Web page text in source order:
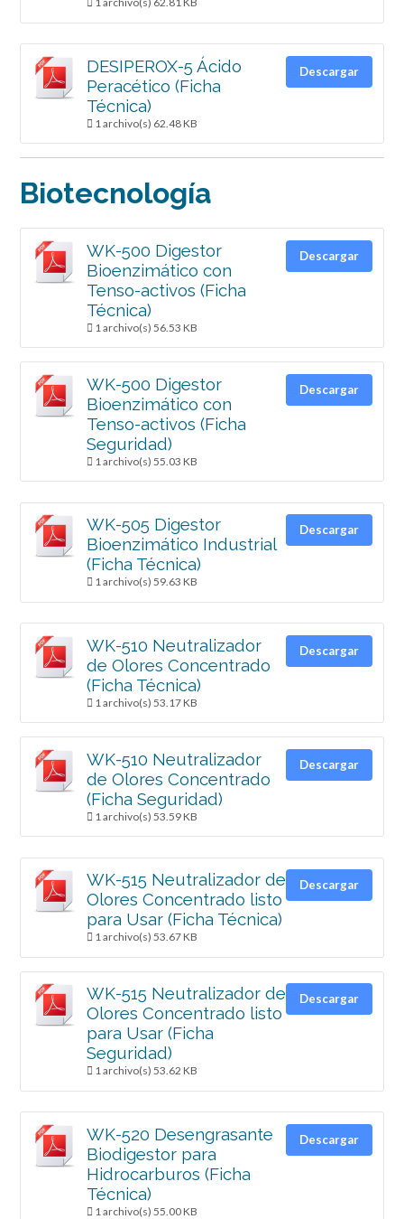
DESIPEROX-5 Ácido
Peracético (Ficha
Técnica)
1 archivo(s) 62.48 KB
Descargar
Biotecnología
WK-500 Digestor
Bioenzimático con
Tenso-activos (Ficha
Técnica)
1 archivo(s) 56.53 KB
Descargar
WK-500 Digestor
Bioenzimático con
Tenso-activos (Ficha
Seguridad)
1 archivo(s) 55.03 KB
Descargar
WK-505 Digestor
Bioenzimático Industrial
(Ficha Técnica)
1 archivo(s) 59.63 KB
Descargar
WK-510 Neutralizador
de Olores Concentrado
(Ficha Técnica)
1 archivo(s) 53.17 KB
Descargar
WK-510 Neutralizador
de Olores Concentrado
(Ficha Seguridad)
1 archivo(s) 53.59 KB
Descargar
WK-515 Neutralizador de
Olores Concentrado listo
para Usar (Ficha Técnica)
1 archivo(s) 53.67 KB
Descargar
WK-515 Neutralizador de
Olores Concentrado listo
para Usar (Ficha
Seguridad)
1 archivo(s) 53.62 KB
Descargar
WK-520 Desengrasante
Biodigestor para
Hidrocarburos (Ficha
Técnica)
1 archivo(s) 55.00 KB
Descargar